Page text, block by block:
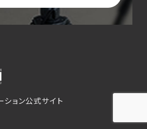
ション公式サイト